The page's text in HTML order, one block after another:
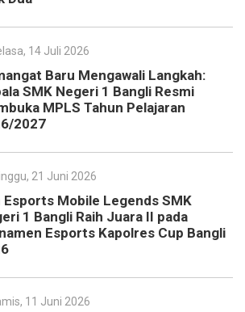
14 Juli 2026
Baru Mengawali Langkah:
SMK Negeri 1 Bangli Resmi
MPLS Tahun Pelajaran
2027
21 Juni 2026
Esports Mobile Legends SMK
1 Bangli Raih Juara II pada
Esports Kapolres Cup Bangli
11 Juni 2026